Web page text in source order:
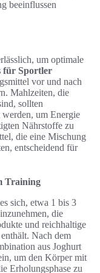
beeinflussen
um optimale
für Sportler
vor und nach
Mahlzeiten, die
sollten
um Energie
Nährstoffe zu
die eine Mischung
entscheidend für
Training
sich, etwa 1 bis 3
die
und reichhaltige
Nach dem
aus Joghurt
um den Körper mit
Erholungsphase zu